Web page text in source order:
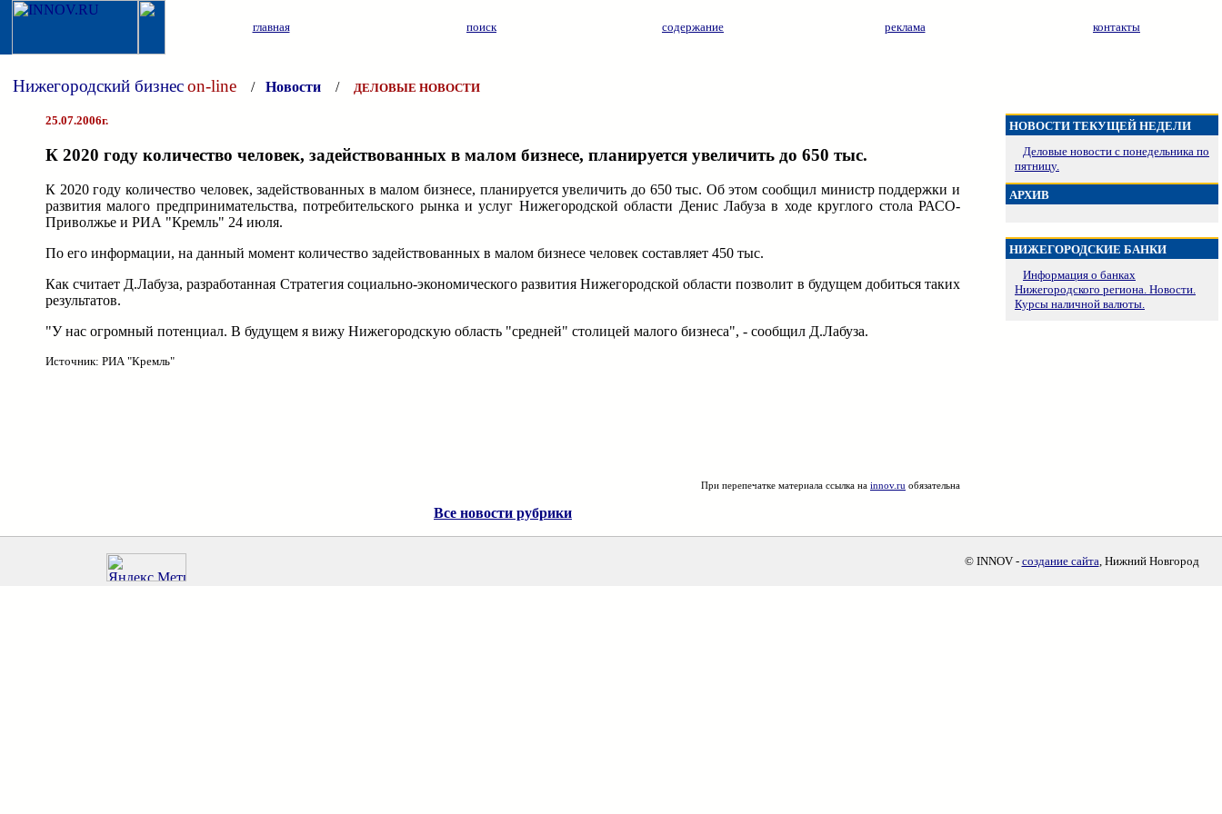
главная поиск содержание реклама контакты
Нижегородский бизнесon-line / Новости / ДЕЛОВЫЕ НОВОСТИ
25.07.2006г.
К 2020 году количество человек, задействованных в малом бизнесе, планируется увеличить до 650 тыс.
К 2020 году количество человек, задействованных в малом бизнесе, планируется увеличить до 650 тыс. Об этом сообщил министр поддержки и
развития малого предпринимательства, потребительского рынка и услуг Нижегородской области Денис Лабуза в ходе круглого стола РАСО-
Приволжье и РИА "Кремль" 24 июля.
По его информации, на данный момент количество задействованных в малом бизнесе человек составляет 450 тыс.
Как считает Д.Лабуза, разработанная Стратегия социально-экономического развития Нижегородской области позволит в будущем добиться таких
результатов.
"У нас огромный потенциал. В будущем я вижу Нижегородскую область "средней" столицей малого бизнеса", - сообщил Д.Лабуза.
Источник: РИА "Кремль"
При перепечатке материала ссылка на innov.ru обязательна
Все новости рубрики
НОВОСТИ ТЕКУЩЕЙ НЕДЕЛИ
Деловые новости с понедельника по
пятницу.
АРХИВ
НИЖЕГОРОДСКИЕ БАНКИ
Информация о банках
Нижегородского региона. Новости.
Курсы наличной валюты.
© INNOV - создание сайта, Нижний Новгород